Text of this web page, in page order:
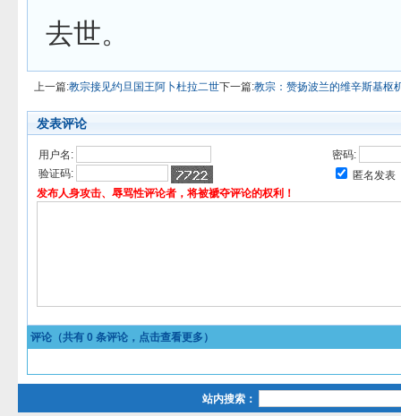
去世。
上一篇:教宗接见约旦国王阿卜杜拉二世下一篇:教宗：赞扬波兰的维辛斯基枢
发表评论
用户名:
密码:
验证码:
匿名发表
发布人身攻击、辱骂性评论者，将被褫夺评论的权利！
评论（共有 0 条评论，点击查看更多）
站内搜索：